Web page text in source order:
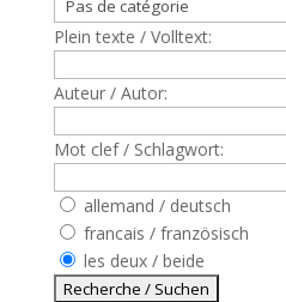
Plein texte / Volltext:
Auteur / Autor:
Mot clef / Schlagwort:
allemand / deutsch
francais / französisch
les deux / beide